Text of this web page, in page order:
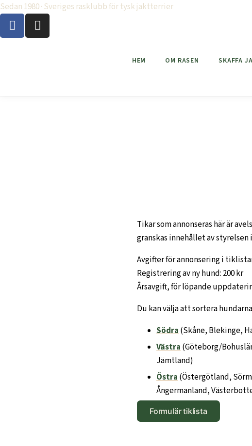
Sedan 1980 · Sveriges rasklubb för tysk jaktterrier
HEM OM RASEN SKAFFA
Tikar som annonseras här är
granskas innehållet av
Avgifter för annonsering i
Registrering av ny hund: 200 kr
Årsavgift, för löpande
Du kan välja att sortera
Södra(Skåne, Blekinge,
Västra(Göteborg/
Jämtland)
Östra (Östergötland,
Ångermanland,
Formulär tiklista